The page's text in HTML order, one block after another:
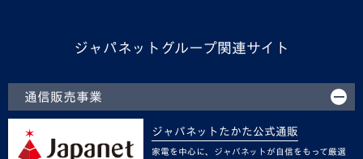
ジャパネットグループ関連サイト
通信販売事業
ジャパネットたかた公式通販
家電を中心に、ジャパネットが自信をもって厳選